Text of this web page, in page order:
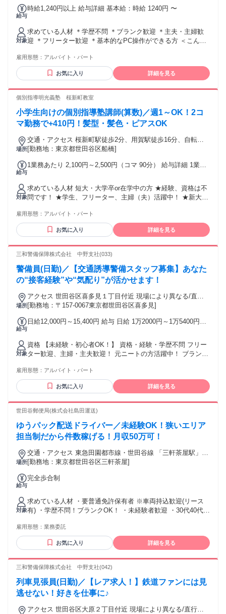
給与
時給1,240円以上 給与詳細 基本給：時給 1240円 〜
対象
求めている人材 ＊学歴不問 ＊ブランク歓迎 ＊主夫・主婦歓
迎 ＊フリーター歓迎 ＊基本的なPC操作ができる方 ＜こんな
営業や接客のご経験者歓迎 ・運送、運輸業界での勤務経験が
ある方 ・お客様へのご案内､日程調整できる方
雇用形態： アルバイト・パート
お気に入り 詳細を見る
個別指導明光義塾 桜新町教室
小学生向けの個別指導塾講師(算数)／週1～OK！2コ
マ勤務で+410円！髪型・髪色・ピアスOK
場所
交通・アクセス 桜新町駅徒歩2分、用賀駅徒歩16分、自転
車・バス・バイク通勤可（応相談）
[勤務地：東京都世田谷区船橋]
給与
1業務あたり 2,100円～2,500円（コマ 90分） 給与詳細 1業務
2100円 〜 2500円(90分) ◆1コマ(授業：90分+入替10分＝100
分)／2100円以上＋日次手当／1コマ勤務時205円、2コマ以上
勤務時410円 ◆月の勤務日数に応じて3ヶ月ごとに昇給も可能
です！
対象
求めている人材 短大・大学卒or在学中の方 ★経験、資格は不
問です！ ★学生、フリーター、主婦（夫）活躍中！ ★新大学
学歴が高くないから塾講師は無理だ...と考えている人へ⭐
「学力があること」と「教えることが上手い」は全くの別で
す。 自分に自信がない方でも、少しでも教えることが好きな
募ください。 ⭐歓迎条件⭐ ・未経験者大歓迎 ・将来、教育業
週5日勤務もOK ・子どもが好きな方 ・教育に興味のある方
・人とのコミュニケーションが好きな方 ・一人一人と向き合
パート経験者優遇 ⭐採用予定人数は5名以上⭐ 未経験の方で
も、勤務開始前にしっかりとした研修があるから安心です。
められます。
雇用形態： アルバイト・パート
お気に入り 詳細を見る
三和警備保障株式会社 中野支社(033)
警備員(日勤)／【交通誘導警備スタッフ募集】あなた
の“接客経験”や“気配り”が活かせます！
場所
アクセス 世田谷区喜多見１丁目付近 現場により異なる/直行
直帰/勤務地相談可 ■電話面接■来社不要
[勤務地：〒157-0067東京都世田谷区喜多見]
給与
日給12,000円～15,400円 給与 日給 1万2000円～1万5400円
い！日払いOK！ ━━━━━━━━━━━━━ お財布がさみ
しくても安心！ 【週払い制】【毎週水曜給料日】 なんと！日
払いも可（当日入金） ━━━━━━━━━━━━━━━━ ＼
＼＼｜｜｜｜／／／ 初回30日勤務で 【44万円以上をGET♪】
研修手当3.6万円
対象
資格 【未経験・初心者OK！】 資格・経験・学歴不問 フリー
ター歓迎、主婦・主夫歓迎！ 元ニートの方活躍中！ ブランク
型・髪色自由！ 長期歓迎！経験者・有資格者歓迎！ 【ミド
ル・シニア世代活躍中！】 40代～50代のミドルや中高年から
60代以上のシニア世代も活躍中！ 【以下でお探しの方にも
備、現場作業、 軽作業、整備など 【下記の資格ある方歓
指導責任者 ＊列車見張員
┏━━━━━━━━━━━━━━━┓ 現場の人数は十分に配
┗━━━━━━━━━━━━━━━┛ ハローワークでお仕事
を探されている方も ご応募ください！ 年齢の条件と理由：18
雇用形態： アルバイト・パート
お気に入り 詳細を見る
世田谷郵便局(株式会社島田運送)
ゆうパック配送ドライバー／未経験OK！狭いエリア
担当制だから件数稼げる！月収50万可！
場所
交通・アクセス 東急田園都市線・世田谷線 「三軒茶屋駅」
から徒歩約5分
[勤務地：東京都世田谷区三軒茶屋]
給与
完全歩合制
対象
求めている人材 ・要普通免許保有者 ※車両持込歓迎(リース
有) ・学歴不問！ブランクOK！ ・未経験者歓迎 ・30代40代
事習得の流れ＞ 入社してからは､まず半日の研修からスター
ト！ その後は先輩の助手としてお仕事｡ そして1日30件程の配
送を目安に地理を覚えて頂きます｡ 慣れてきたらひとり立ちで
ば覚えられているので安心してくださいね！ ※業務ではスマ
雇用形態： 業務委託
お気に入り 詳細を見る
三和警備保障株式会社 中野支社(042)
列車見張員(日勤)／【レア求人！】鉄道ファンには見
逃せない！好きを仕事に♪
アクセス 世田谷区大原２丁目付近 現場により異なる/直行直